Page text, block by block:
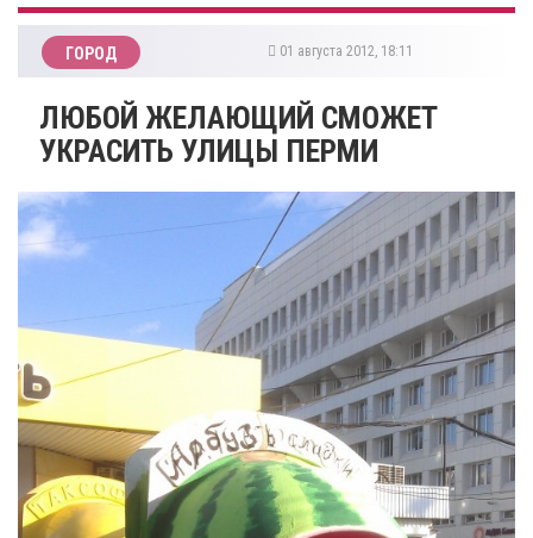
ГОРОД 01 августа 2012, 18:11
ЛЮБОЙ ЖЕЛАЮЩИЙ СМОЖЕТ
УКРАСИТЬ УЛИЦЫ ПЕРМИ